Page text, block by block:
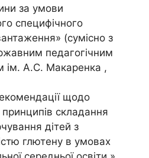
за умови
специфічного
(сумісно з
педагогічним
ім. А.С. Макаренка ,
щодо
принципів складання
дітей з
глютену в умовах